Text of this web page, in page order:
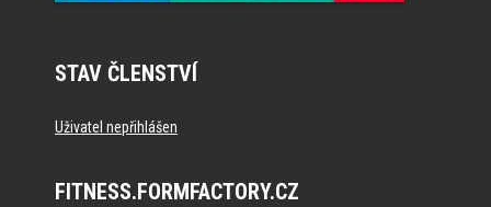
STAV ČLENSTVÍ
Uživatel nepřihlášen
FITNESS.FORMFACTORY.CZ